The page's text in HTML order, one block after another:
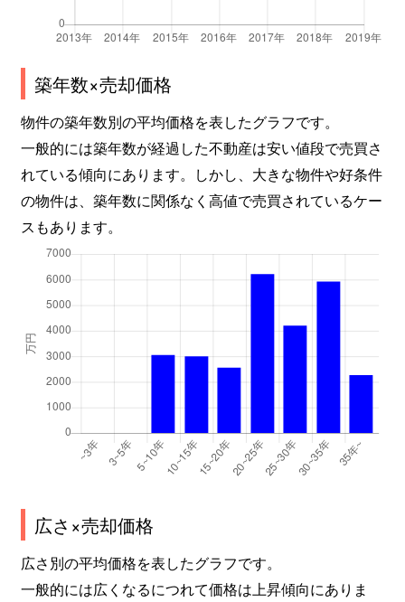
築年数×売却価格
物件の築年数別の平均価格を表したグラフです。
一般的には築年数が経過した不動産は安い値段で売買さ
れている傾向にあります。しかし、大きな物件や好条件
の物件は、築年数に関係なく高値で売買されているケー
スもあります。
広さ×売却価格
広さ別の平均価格を表したグラフです。
一般的には広くなるにつれて価格は上昇傾向にありま